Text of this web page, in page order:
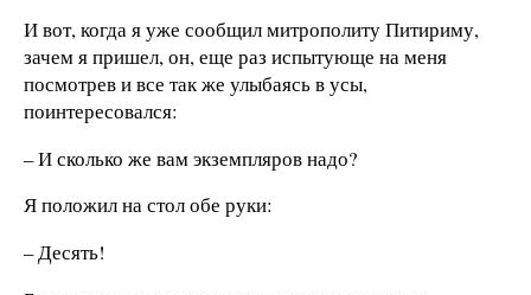
И вот, когда я уже сообщил митрополиту Питириму,
зачем я пришел, он, еще раз испытующе на меня
посмотрев и все так же улыбаясь в усы,
поинтересовался:
– И сколько же вам экземпляров надо?
Я положил на стол обе руки:
– Десять!